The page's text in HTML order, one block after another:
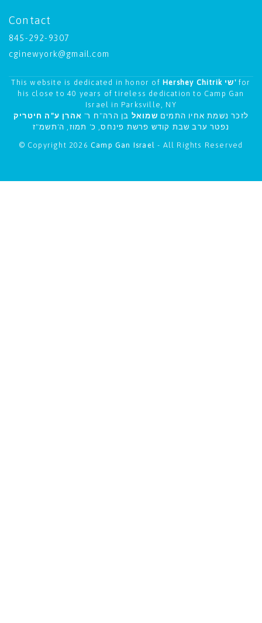
Contact
845-292-9307
cginewyork@gmail.com
This website is dedicated in honor of Hershey Chitrik שי' for
his close to 40 years of tireless dedication to Camp Gan
Israel in Parksville, NY
לזכר נשמת אחיו התמים שמואל בן הרה"ח ר' אהרן ע"ה חיטריק
נפטר ערב שבת קודש פרשת פינחס, כ' תמוז, ה'תשמ"ז
© Copyright 2026 Camp Gan Israel- All Rights Reserved